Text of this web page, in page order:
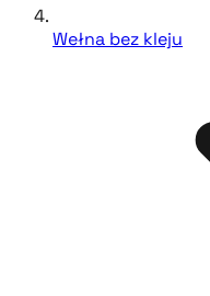
Wełna bez kleju